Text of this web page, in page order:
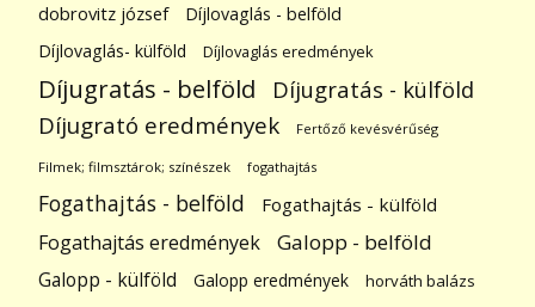
dobrovitz józsef
Díjlovaglás - belföld
Díjlovaglás- külföld
Díjlovaglás eredmények
Díjugratás - belföld Díjugratás - külföld
Díjugrató eredmények Fertőző kevésvérűség
Filmek; filmsztárok; színészek fogathajtás
Fogathajtás - belföld Fogathajtás - külföld
Fogathajtás eredmények Galopp - belföld
Galopp - külföld Galopp eredmények horváth balázs